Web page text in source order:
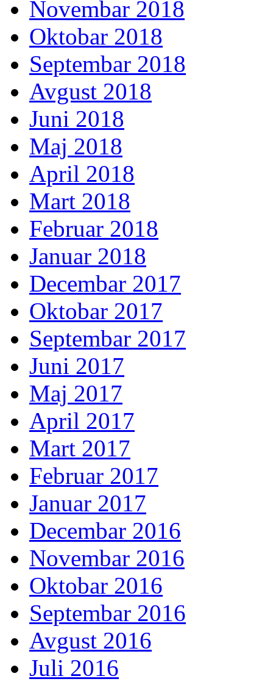
Novembar 2018
Oktobar 2018
Septembar 2018
Avgust 2018
Juni 2018
Maj 2018
April 2018
Mart 2018
Februar 2018
Januar 2018
Decembar 2017
Oktobar 2017
Septembar 2017
Juni 2017
Maj 2017
April 2017
Mart 2017
Februar 2017
Januar 2017
Decembar 2016
Novembar 2016
Oktobar 2016
Septembar 2016
Avgust 2016
Juli 2016